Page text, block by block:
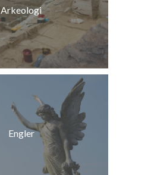
Arkeologi
Engler